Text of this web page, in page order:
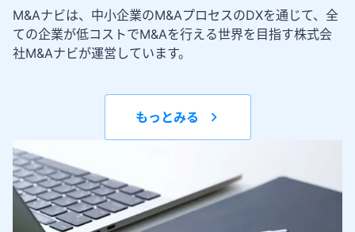
M&Aナビは、中小企業のM&AプロセスのDXを通じて、全
ての企業が低コストでM&Aを行える世界を目指す株式会
社M&Aナビが運営しています。
もっとみる